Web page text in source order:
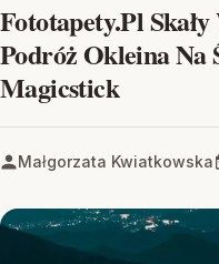
Fototapety.Pl
Podróż Okleina Na
Magicstick
Małgorzata Kwiatkowska